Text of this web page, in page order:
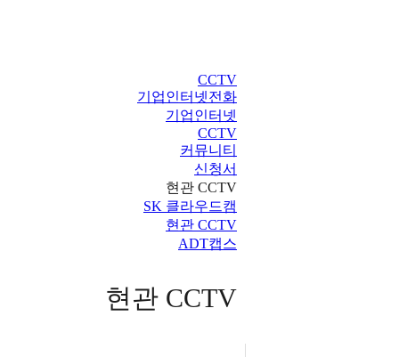
CCTV
기업인터넷전화
기업인터넷
CCTV
커뮤니티
신청서
현관 CCTV
SK 클라우드캠
현관 CCTV
ADT캡스
현관 CCTV